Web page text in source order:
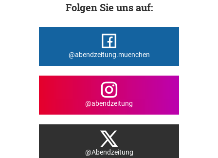
Folgen Sie uns auf:
@abendzeitung.muenchen
@abendzeitung
@Abendzeitung